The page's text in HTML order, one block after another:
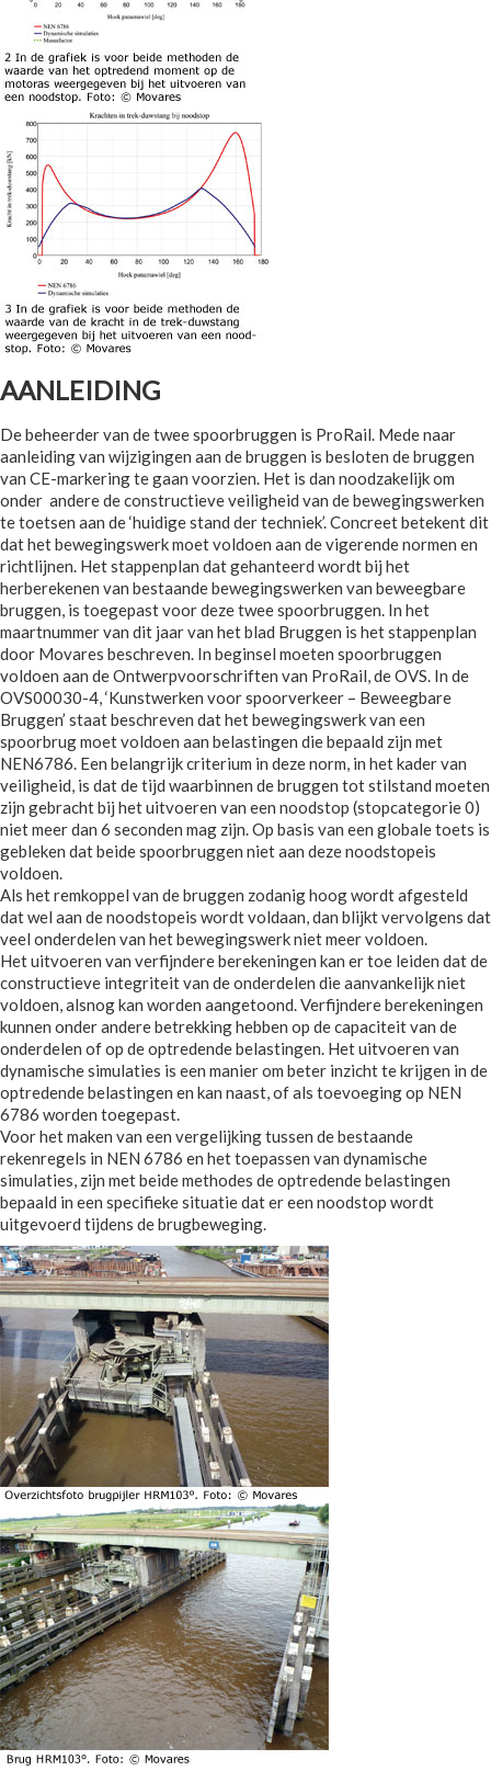
AANLEIDING
De beheerder van de twee spoorbruggen is ProRail. Mede naar
aanleiding van wijzigingen aan de bruggen is besloten de bruggen
van CE-markering te gaan voorzien. Het is dan noodzakelijk om
onder andere de constructieve veiligheid van de bewegingswerken
te toetsen aan de ‘huidige stand der techniek’. Concreet betekent dit
dat het bewegingswerk moet voldoen aan de vigerende normen en
richtlijnen. Het stappenplan dat gehanteerd wordt bij het
herberekenen van bestaande bewegingswerken van beweegbare
bruggen, is toegepast voor deze twee spoorbruggen. In het
maartnummer van dit jaar van het blad Bruggen is het stappenplan
door Movares beschreven. In beginsel moeten spoorbruggen
voldoen aan de Ontwerpvoorschriften van ProRail, de OVS. In de
OVS00030-4, ‘Kunstwerken voor spoorverkeer – Beweegbare
Bruggen’ staat beschreven dat het bewegingswerk van een
spoorbrug moet voldoen aan belastingen die bepaald zijn met
NEN6786. Een belangrijk criterium in deze norm, in het kader van
veiligheid, is dat de tijd waarbinnen de bruggen tot stilstand moeten
zijn gebracht bij het uitvoeren van een noodstop (stopcategorie 0)
niet meer dan 6 seconden mag zijn. Op basis van een globale toets is
gebleken dat beide spoorbruggen niet aan deze noodstopeis
voldoen.
Als het remkoppel van de bruggen zodanig hoog wordt afgesteld
dat wel aan de noodstopeis wordt voldaan, dan blijkt vervolgens dat
veel onderdelen van het bewegingswerk niet meer voldoen.
Het uitvoeren van verfijndere berekeningen kan er toe leiden dat de
constructieve integriteit van de onderdelen die aanvankelijk niet
voldoen, alsnog kan worden aangetoond. Verfijndere berekeningen
kunnen onder andere betrekking hebben op de capaciteit van de
onderdelen of op de optredende belastingen. Het uitvoeren van
dynamische simulaties is een manier om beter inzicht te krijgen in de
optredende belastingen en kan naast, of als toevoeging op NEN
6786 worden toegepast.
Voor het maken van een vergelijking tussen de bestaande
rekenregels in NEN 6786 en het toepassen van dynamische
simulaties, zijn met beide methodes de optredende belastingen
bepaald in een specifieke situatie dat er een noodstop wordt
uitgevoerd tijdens de brugbeweging.